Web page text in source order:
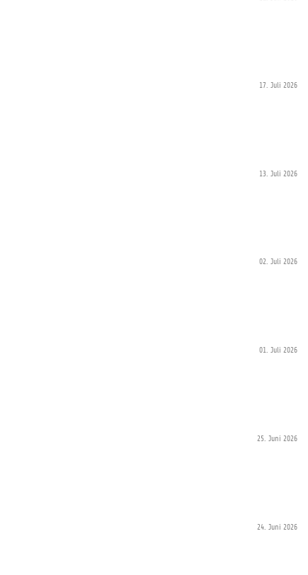
17. Juli 2026
13. Juli 2026
02. Juli 2026
01. Juli 2026
25. Juni 2026
24. Juni 2026